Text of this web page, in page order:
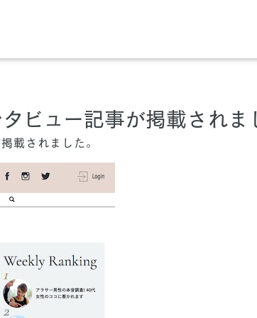
ビュー記事が掲載されま
載されました。